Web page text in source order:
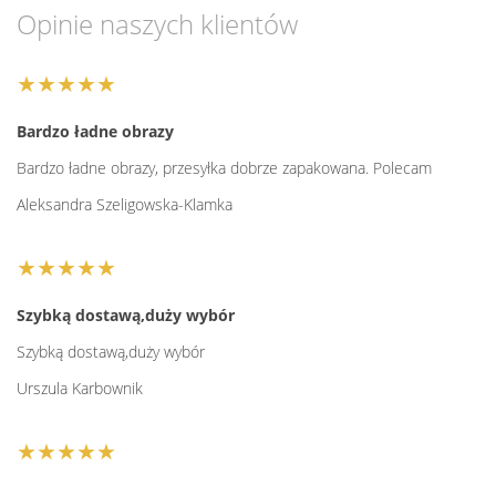
Opinie naszych klientów
★★★★★
Bardzo ładne obrazy
Bardzo ładne obrazy, przesyłka dobrze zapakowana. Polecam
Aleksandra Szeligowska-Klamka
★★★★★
Szybką dostawą,duży wybór
Szybką dostawą,duży wybór
Urszula Karbownik
★★★★★